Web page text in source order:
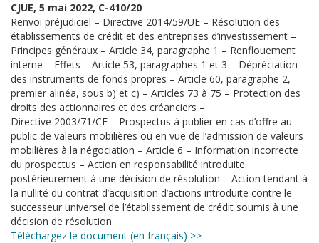
CJUE, 5 mai 2022, C-410/20
Renvoi préjudiciel – Directive 2014/59/UE – Résolution des
établissements de crédit et des entreprises d’investissement –
Principes généraux – Article 34, paragraphe 1 – Renflouement
interne – Effets – Article 53, paragraphes 1 et 3 – Dépréciation
des instruments de fonds propres – Article 60, paragraphe 2,
premier alinéa, sous b) et c) – Articles 73 à 75 – Protection des
droits des actionnaires et des créanciers –
Directive 2003/71/CE – Prospectus à publier en cas d’offre au
public de valeurs mobilières ou en vue de l’admission de valeurs
mobilières à la négociation – Article 6 – Information incorrecte
du prospectus – Action en responsabilité introduite
postérieurement à une décision de résolution – Action tendant à
la nullité du contrat d’acquisition d’actions introduite contre le
successeur universel de l’établissement de crédit soumis à une
décision de résolution
Téléchargez le document (en français) >>